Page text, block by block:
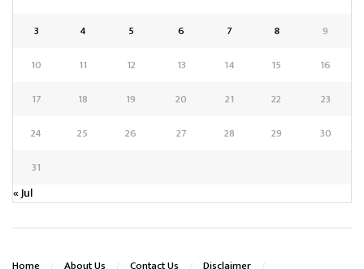
3
4 5 6 7 8
9
10
11 12 13 14 15
16
17
18 19 20 21 22
23
24
25 26 27 28 29
30
31
« Jul
Home About Us Contact Us Disclaimer